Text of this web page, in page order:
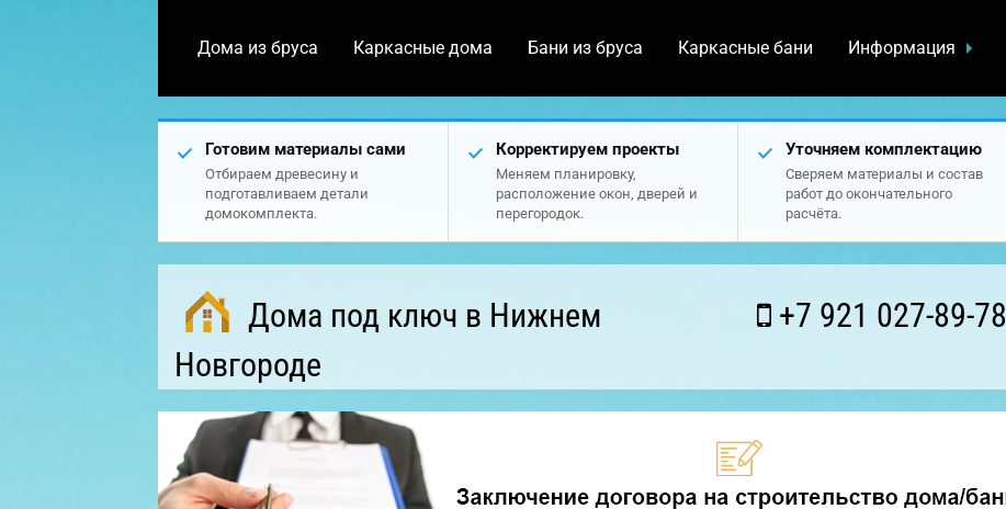
Дома из бруса Каркасные дома Бани из бруса Каркасные бани Информация
Готовим материалы сами
Отбираем древесину и
подготавливаем детали
домокомплекта.
Корректируем проекты
Меняем планировку,
расположение окон, дверей и
перегородок.
Уточняем комплектацию
Сверяем материалы и состав
работ до окончательного
расчёта.
Дома под ключ в Нижнем
Новгороде
+7 921 027-89-78